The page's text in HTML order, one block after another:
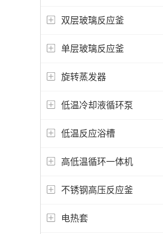
双层玻璃反应釜
单层玻璃反应釜
旋转蒸发器
低温冷却液循环泵
低温反应浴槽
高低温循环一体机
不锈钢高压反应釜
电热套